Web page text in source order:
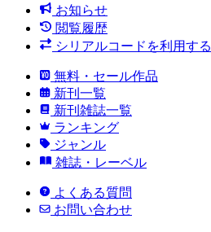
お知らせ
閲覧履歴
シリアルコードを利用する
無料・セール作品
新刊一覧
新刊雑誌一覧
ランキング
ジャンル
雑誌・レーベル
よくある質問
お問い合わせ